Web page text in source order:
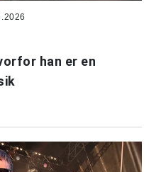
han er en